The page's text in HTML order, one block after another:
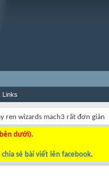
Links
ren wizards mach3 rất đơn giản
dưới).
chia sẻ bài viết lên facebook.